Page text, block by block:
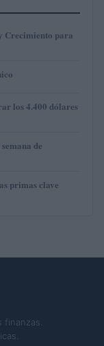
Crecimiento para
los 4.400 dólares
de
primas clave